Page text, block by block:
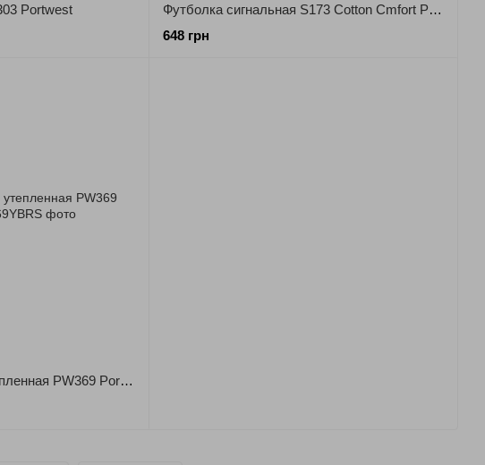
Portwest
Футболка сигнальная S173 Cotton Cmfort Portwest
648 грн
Куртка сигнальная, утепленная PW369 Portwest